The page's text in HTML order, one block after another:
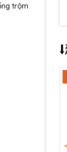
trộm